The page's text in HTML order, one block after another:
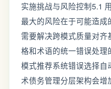
实施挑战与风险控制5.1
最大的风险在于可能造成
需要解决跨模式质量对
格和术语的统一错误处
模式推荐系统错误选择自
术债务管理分层架构会